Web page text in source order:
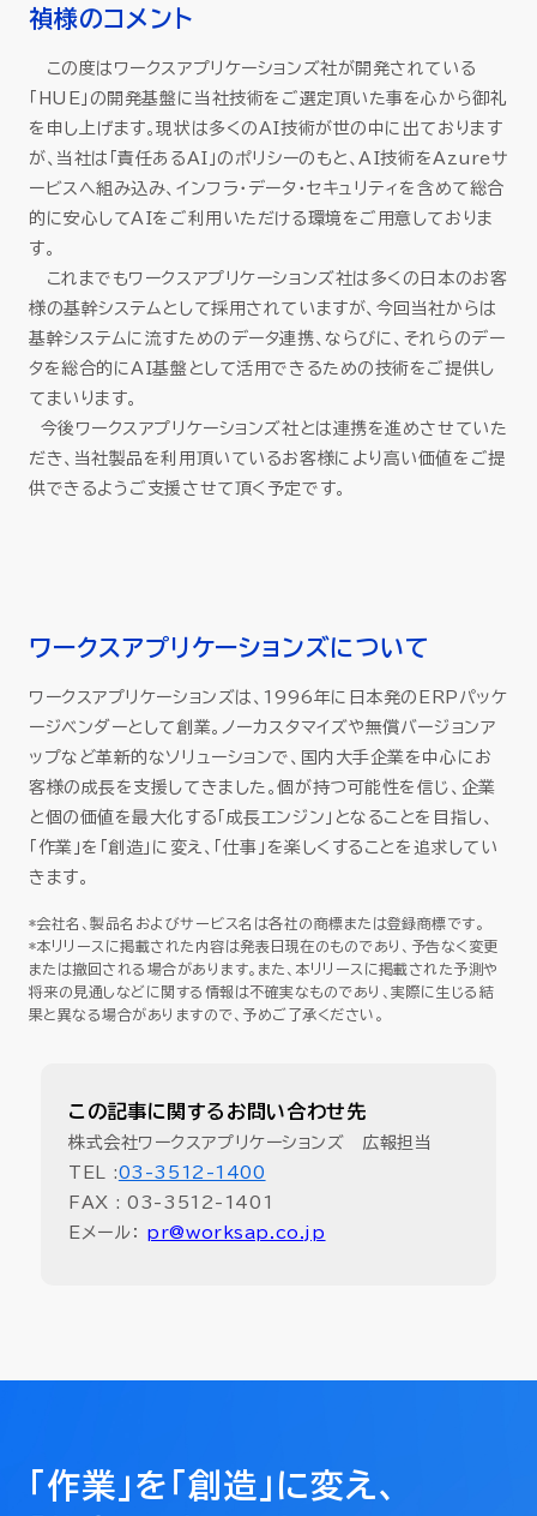
禎様のコメント
この度はワークスアプリケーションズ社が開発されている
「HUE」の開発基盤に当社技術をご選定頂いた事を心から御礼
を申し上げます。現状は多くのAI技術が世の中に出ております
が、当社は「責任あるAI」のポリシーのもと、AI技術をAzureサ
ービスへ組み込み、インフラ・データ・セキュリティを含めて総合
的に安心してAIをご利用いただける環境をご用意しておりま
す。
これまでもワークスアプリケーションズ社は多くの日本のお客
様の基幹システムとして採用されていますが、今回当社からは
基幹システムに流すためのデータ連携、ならびに、それらのデー
タを総合的にAI基盤として活用できるための技術をご提供し
てまいります。
今後ワークスアプリケーションズ社とは連携を進めさせていた
だき、当社製品を利用頂いているお客様により高い価値をご提
供できるようご支援させて頂く予定です。
ワークスアプリケーションズについて
ワークスアプリケーションズは、1996年に日本発のERPパッケ
ージベンダーとして創業。ノーカスタマイズや無償バージョンア
ップなど革新的なソリューションで、国内大手企業を中心にお
客様の成長を支援してきました。個が持つ可能性を信じ、企業
と個の価値を最大化する「成長エンジン」となることを目指し、
「作業」を「創造」に変え、「仕事」を楽しくすることを追求してい
きます。
*会社名、製品名およびサービス名は各社の商標または登録商標です。
*本リリースに掲載された内容は発表日現在のものであり、予告なく変更
または撤回される場合があります。また、本リリースに掲載された予測や
将来の見通しなどに関する情報は不確実なものであり、実際に生じる結
果と異なる場合がありますので、予めご了承ください。
この記事に関するお問い合わせ先
株式会社ワークスアプリケーションズ 広報担当
TEL :03-3512-1400
FAX : 03-3512-1401
Eメール： pr@worksap.co.jp
「作業」を「創造」に変え、